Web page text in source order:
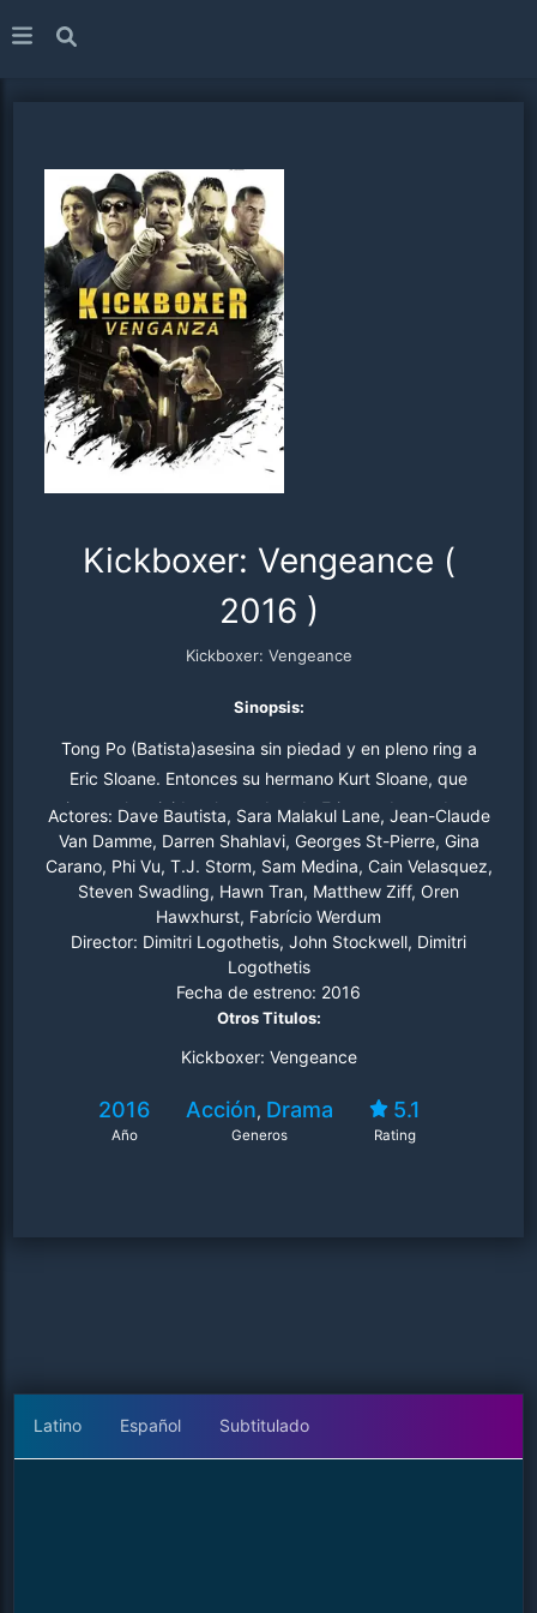
Kickboxer: Vengeance (
2016 )
Kickboxer: Vengeance
Sinopsis:
Tong Po (Batista)asesina sin piedad y en pleno ring a
Eric Sloane. Entonces su hermano Kurt Sloane, que
siempre ha vivido a la sombra de Eric, ve desatado su
deseo de venganza. Kurt entrenará con el maestro
Durand con el fin de convertirse en el mejor luchador y
así poder cumplir su ajuste de cuentas.
Actores: Dave Bautista, Sara Malakul Lane, Jean-Claude
Van Damme, Darren Shahlavi, Georges St-Pierre, Gina
Carano, Phi Vu, T.J. Storm, Sam Medina, Cain Velasquez,
Steven Swadling, Hawn Tran, Matthew Ziff, Oren
Hawxhurst, Fabrício Werdum
Director: Dimitri Logothetis, John Stockwell, Dimitri
Logothetis
Fecha de estreno: 2016
Otros Titulos:
Kickboxer: Vengeance
2016
Año
Acción, Drama
Generos
5.1
Rating
Latino Español Subtitulado